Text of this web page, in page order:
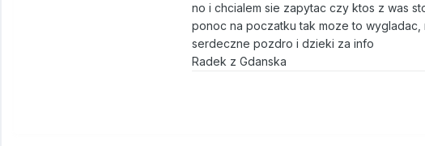
no i chcialem sie zapytac czy ktos z was
ponoc na poczatku tak moze to
serdeczne pozdro i dzieki za info
Radek z Gdanska